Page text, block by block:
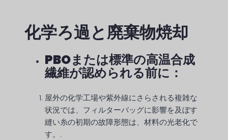
化学ろ過と廃棄物焼却
PBOまたは標準の高温合成
繊維が認められる前に：
屋外の化学工場や紫外線にさらされる複雑な
状況では、フィルターバッグに影響を及ぼす
縫い糸の初期の故障形態は、材料の光老化で
す。.